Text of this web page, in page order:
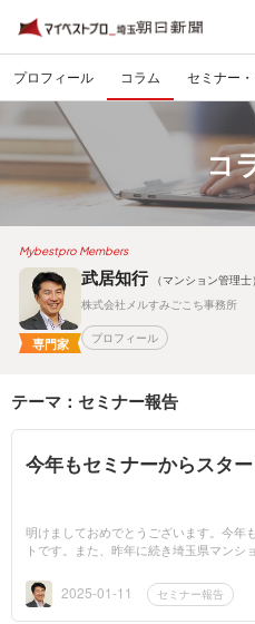
プロフィール コラム セミナー
コ
Mybestpro Members
専門家
武居知行
（マンション管理士）
株式会社メルすみごこち事務所
プロフィール
テーマ：セミナー報告
今年もセミナーからスタ
明けましておめでとうございます。今年
トです。また、昨年に続き埼玉県マンシ
非ご視聴く...2025-01-11 セミナー報告